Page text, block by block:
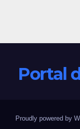
Portal
Proudly powered by